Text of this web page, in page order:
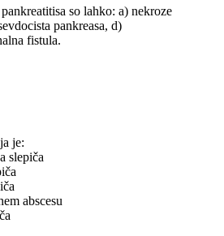
so lahko: a) nekroze
pankreasa, d)
fistula.
je:
slepiča
abscesu